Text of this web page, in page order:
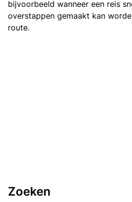
bijvoorbeeld wanneer een reis
overstappen gemaakt kan
route.
Zoeken